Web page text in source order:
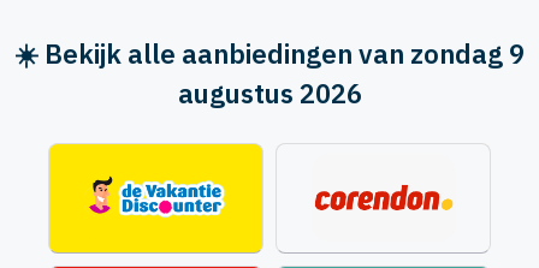
☀️ Bekijk alle aanbiedingen van zondag 9
augustus 2026